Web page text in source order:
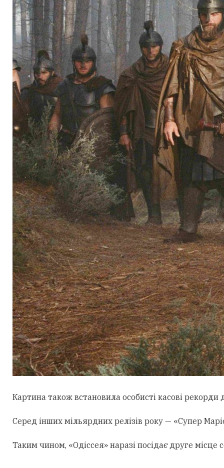
Картина також встановила особисті касові
Серед інших мільярдних релізів року — «Супер
Таким чином, «Одіссея» наразі посідає друге